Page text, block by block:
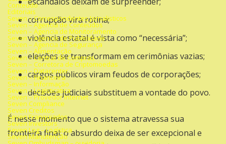
corrupção vira rotina;
violência estatal é vista como “necessária”;
eleições se transformam em cerimônias vazias;
cargos públicos viram feudos de corporações;
decisões judiciais substituem a vontade do povo.
É nesse momento que o sistema atravessa sua
fronteira final: o absurdo deixa de ser excepcional e
Conteúdo
Editoriais
Seven – Correspondentes Jornalisticos
Seven – Agencia de Conteúdos
Seven – Agencia de Monitoramento
Seven – Agencia de Publicidade
Seven – Agencia de Segurança
Seven – Alimentação
Seven – Central de Compras
Seven – Corretora de Criptomoedas
Seven – Datacenter
Seven – Financeira
Seven – Informação
Seven – Logísticatica
Seven – Provedor Internet
Seven Compliance
Seven Creditos
Seven Franquiados
Seven Investors
Seven Log – Logística
Seven Manutenção